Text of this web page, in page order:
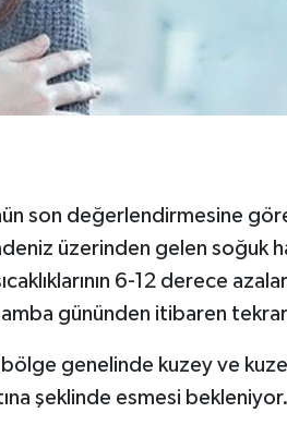
son değerlendirmesine
üzerinden gelen soğuk
6-12 derece
gününden itibaren
bölge genelinde kuzey ve
şeklinde esmesi bekleniyor.